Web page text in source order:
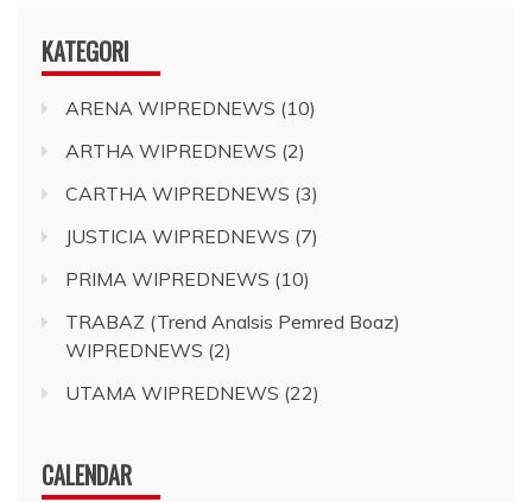
KATEGORI
ARENA WIPREDNEWS (10)
ARTHA WIPREDNEWS (2)
CARTHA WIPREDNEWS (3)
JUSTICIA WIPREDNEWS (7)
PRIMA WIPREDNEWS (10)
TRABAZ (Trend Analsis Pemred Boaz)
WIPREDNEWS (2)
UTAMA WIPREDNEWS (22)
CALENDAR